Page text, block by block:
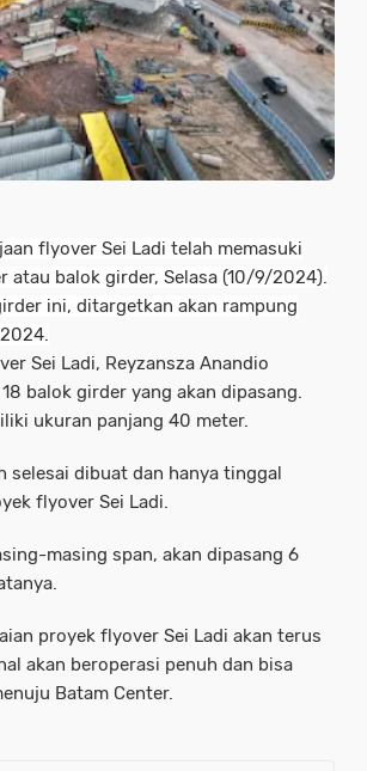
flyover Sei Ladi telah memasuki
atau balok girder, Selasa (10/9/2024).
ini, ditargetkan akan rampung
Sei Ladi, Reyzansza Anandio
balok girder yang akan dipasang.
ukuran panjang 40 meter.
selesai dibuat dan hanya tinggal
flyover Sei Ladi.
masing span, akan dipasang 6
proyek flyover Sei Ladi akan terus
akan beroperasi penuh dan bisa
Batam Center.